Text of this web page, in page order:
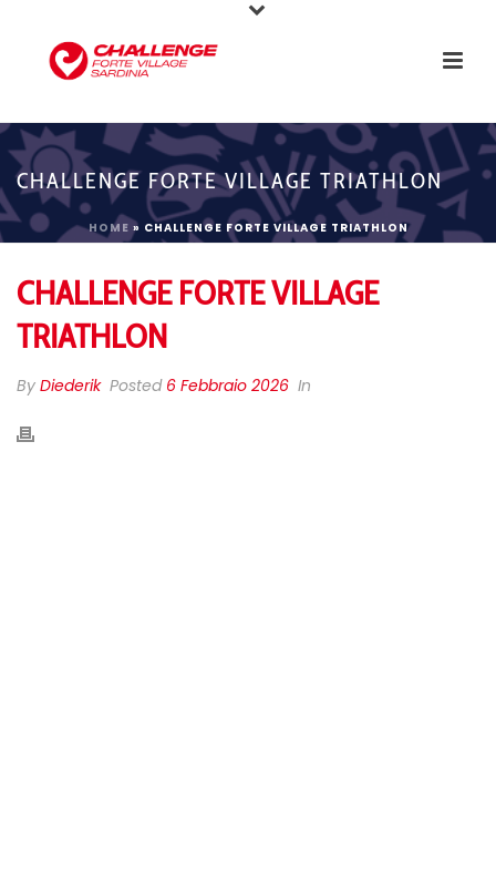
CHALLENGE FORTE VILLAGE TRIATHLON
HOME » CHALLENGE FORTE VILLAGE TRIATHLON
CHALLENGE FORTE VILLAGE
TRIATHLON
By Diederik Posted 6 Febbraio 2026 In